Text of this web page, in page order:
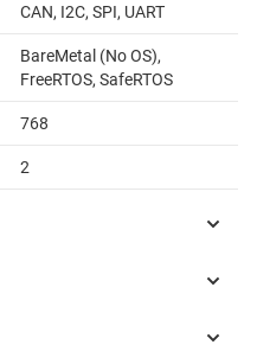
CAN, I2C, SPI, UART
BareMetal (No OS),
FreeRTOS, SafeRTOS
768
2